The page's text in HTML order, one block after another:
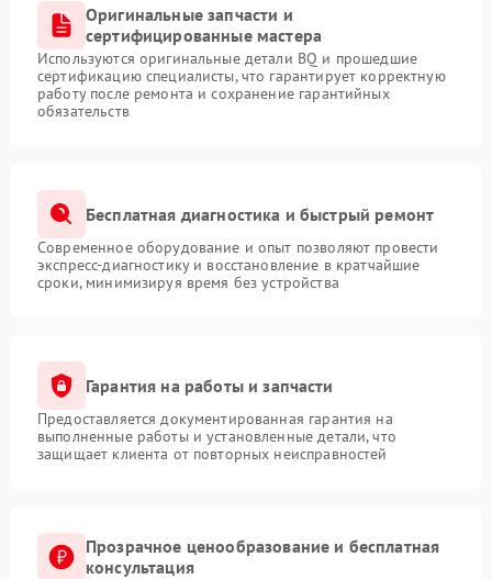
Оригинальные запчасти и
сертифицированные мастера
Используются оригинальные детали BQ и прошедшие
сертификацию специалисты, что гарантирует корректную
работу после ремонта и сохранение гарантийных
обязательств
Бесплатная диагностика и быстрый ремонт
Современное оборудование и опыт позволяют провести
экспресс-диагностику и восстановление в кратчайшие
сроки, минимизируя время без устройства
Гарантия на работы и запчасти
Предоставляется документированная гарантия на
выполненные работы и установленные детали, что
защищает клиента от повторных неисправностей
Прозрачное ценообразование и бесплатная
консультация